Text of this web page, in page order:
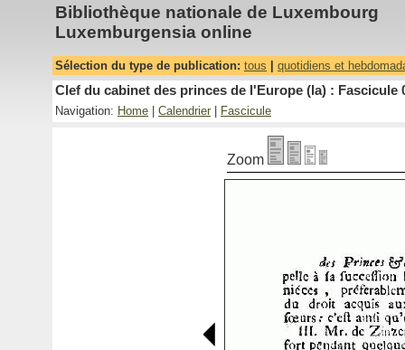
Bibliothèque nationale de Luxembourg
Luxemburgensia online
Sélection du type de publication: tous quotidiens et
Clef du cabinet des princes de l'Europe (la) : Fascicule
Navigation: Home Calendrier Fascicule
Zoom